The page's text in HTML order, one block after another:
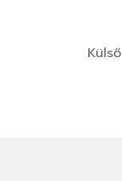
Külső